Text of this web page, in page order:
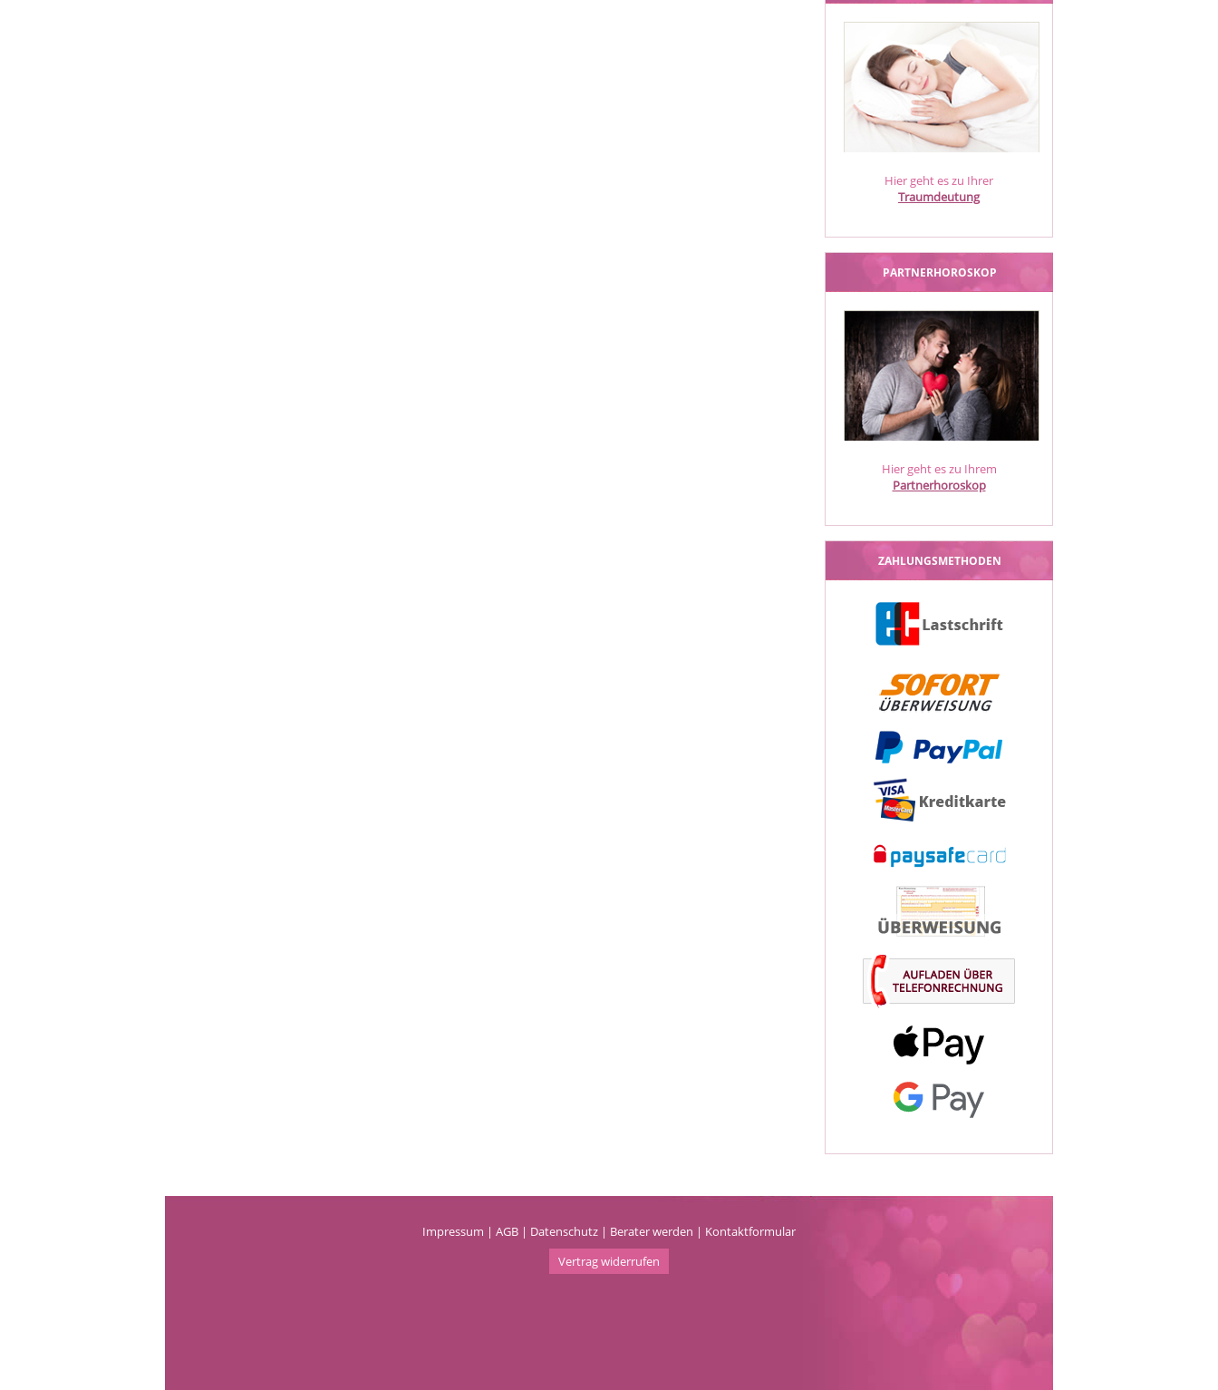
Hier geht es zu Ihrer
Traumdeutung
PARTNERHOROSKOP
Hier geht es zu Ihrem
Partnerhoroskop
ZAHLUNGSMETHODEN
Impressum | AGB | Datenschutz | Berater werden | Kontaktformular
Vertrag widerrufen